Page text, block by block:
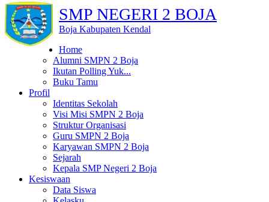
SMP NEGERI 2 BOJA
Boja Kabupaten Kendal
Home
Alumni SMPN 2 Boja
Ikutan Polling Yuk...
Buku Tamu
Profil
Identitas Sekolah
Visi Misi SMPN 2 Boja
Struktur Organisasi
Guru SMPN 2 Boja
Karyawan SMPN 2 Boja
Sejarah
Kepala SMP Negeri 2 Boja
Kesiswaan
Data Siswa